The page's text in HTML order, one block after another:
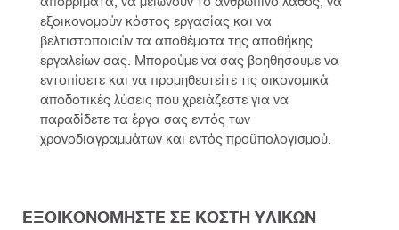
εξοικονομούν κόστος εργασίας και να
βελτιστοποιούν τα αποθέματα της αποθήκης
εργαλείων σας. Μπορούμε να σας βοηθήσουμε να
εντοπίσετε και να προμηθευτείτε τις οικονομικά
αποδοτικές λύσεις που χρειάζεστε για να
παραδίδετε τα έργα σας εντός των
χρονοδιαγραμμάτων και εντός προϋπολογισμού.
ΕΞΟΙΚΟΝΟΜΗΣΤΕ ΣΕ ΚΟΣΤΗ ΥΛΙΚΩΝ